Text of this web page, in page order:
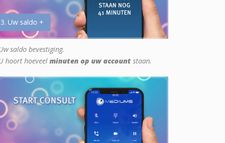
3. Uw saldo +
saldo bevestiging.
hoort hoeveel minuten op uw account staan.